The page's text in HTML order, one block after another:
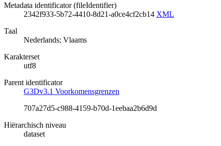
Metadata identificator (fileIdentifier)
2342f933-5b72-4410-8d21-a0ce4cf2cb14 XML
Taal
Nederlands; Vlaams
Karakterset
utf8
Parent identificator
G3Dv3.1 Voorkomensgrenzen
707a27d5-c988-4159-b70d-1eebaa2b6d9d
Hiërarchisch niveau
dataset